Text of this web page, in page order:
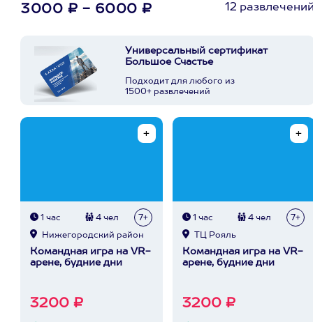
3000 ₽ - 6000 ₽ 12
Универсальный сертификат
Большое Счастье
Подходит для любого из
1500+ развлечений
1 час 4 чел 7+
Нижегородский район
Командная игра на VR-
арене, будние дни
3200 ₽
1 час 4 чел 7+
ТЦ Рояль
Командная игра на VR-
арене, будние дни
3200 ₽